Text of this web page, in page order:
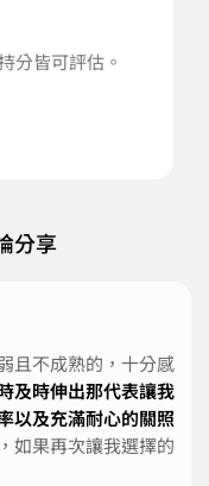
分皆可評估。
分享
且不成熟的，十分感
及時伸出那代表讓我
以及充滿耐心的關照
，如果再次讓我選擇的